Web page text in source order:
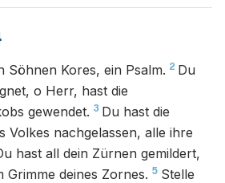
Söhnen Kores, ein Psalm. 2 Du
o Herr, hast die
gewendet. 3 Du hast die
Volkes nachgelassen, alle ihre
hast all dein Zürnen gemildert,
Grimme deines Zornes. 5 Stelle